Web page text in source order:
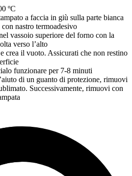
ºC
a faccia in giù sulla parte bianca
nastro termoadesivo
vassoio superiore del forno con la
verso l’alto
crea il vuoto. Assicurati che non restino
funzionare per 7-8 minuti
di un guanto di protezione, rimuovi
Successivamente, rimuovi con